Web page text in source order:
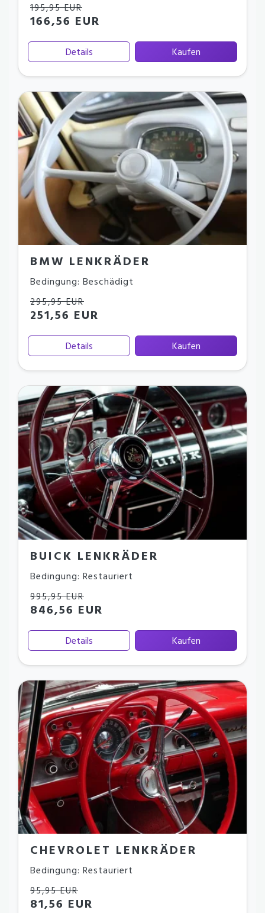
195,95 EUR
166,56 EUR
Details Kaufen
BMW LENKRÄDER
Bedingung: Beschädigt
295,95 EUR
251,56 EUR
Details Kaufen
BUICK LENKRÄDER
Bedingung: Restauriert
995,95 EUR
846,56 EUR
Details Kaufen
CHEVROLET LENKRÄDER
Bedingung: Restauriert
95,95 EUR
81,56 EUR